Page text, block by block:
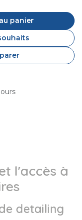
panier
l'accès à
detailing